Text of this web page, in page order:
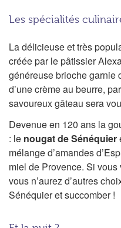
Les spécialités
La délicieuse et très
créée par le pâtissier
généreuse brioche garnie
d’une crème au beurre,
savoureux gâteau sera
Devenue en 120 ans la
: le nougat de Sénéquier
mélange d’amandes
miel de Provence. Si vous
vous n’aurez d’autres
Sénéquier et succomber !